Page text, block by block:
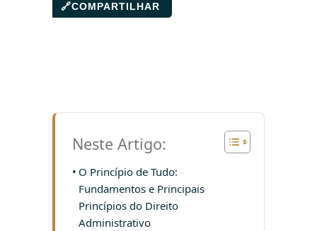
🔗COMPARTILHAR
Neste Artigo:
O Princípio de Tudo:
Fundamentos e Principais
Princípios do Direito
Administrativo